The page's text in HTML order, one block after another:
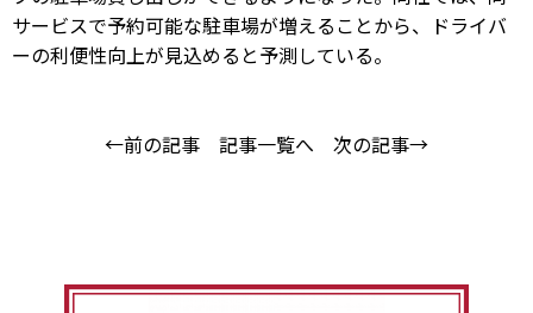
サービスで予約可能な駐車場が増えることから、ドライバ
ーの利便性向上が見込めると予測している。
←前の記事 記事一覧へ 次の記事→